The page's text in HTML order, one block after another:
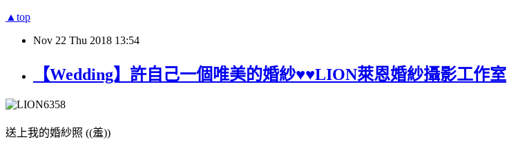
▲top
Nov 22 Thu 2018 13:54
【Wedding】許自己一個唯美的婚紗♥♥LION萊恩婚紗攝影工作室
送上我的婚紗照 ((羞))